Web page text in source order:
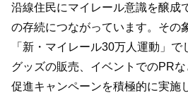
沿線住民にマイレール意識を醸成
の存続につながっています。その
「新・マイレール30万人運動」
グッズの販売、イベントでのPR
促進キャンペーンを積極的に実施